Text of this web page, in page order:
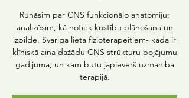
Runāsim par CNS funkcionālo anatomiju;
analizēsim, kā notiek kustību plānošana un
izpilde. Svarīga lieta fizioterapeitiem- kāda ir
klīniskā aina dažādu CNS strūkturu bojājumu
gadījumā, un kam būtu jāpievērš uzmanība
terapijā.